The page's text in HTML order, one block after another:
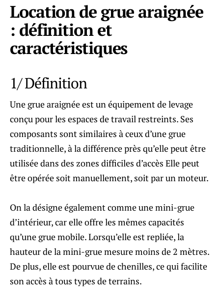
Location de grue araignée
: définition et
caractéristiques
1/ Définition
Une grue araignée est un équipement de levage
conçu pour les espaces de travail restreints. Ses
composants sont similaires à ceux d’une grue
traditionnelle, à la différence près qu’elle peut être
utilisée dans des zones difficiles d’accès Elle peut
être opérée soit manuellement, soit par un moteur.
On la désigne également comme une mini-grue
d’intérieur, car elle offre les mêmes capacités
qu’une grue mobile. Lorsqu’elle est repliée, la
hauteur de la mini-grue mesure moins de 2 mètres.
De plus, elle est pourvue de chenilles, ce qui facilite
son accès à tous types de terrains.